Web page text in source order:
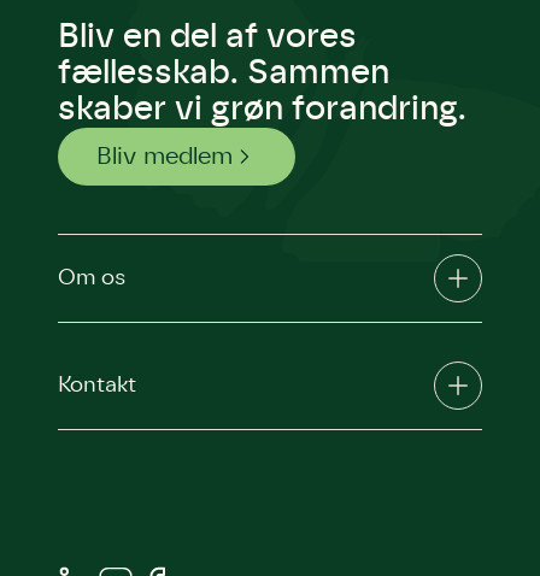
Bliv en del af vores
fællesskab. Sammen
skaber vi grøn forandring.
Bliv medlem
Om os
Kontakt